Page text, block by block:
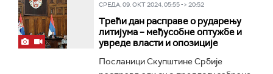
СРЕДА, 09. ОКТ 2024, 05:55 -> 20:52
Трећи дан расправе о рударењу
литијума – међусобне оптужбе и
увреде власти и опозиције
Посланици Скупштине Србије